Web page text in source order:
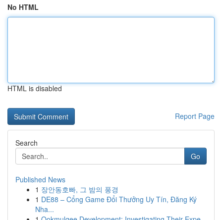
No HTML
HTML is disabled
Report Page
Search
Go
Published News
1 장안동호빠, 그 밤의 풍경
1 DE88 – Cổng Game Đổi Thưởng Uy Tín, Đăng Ký
Nha...